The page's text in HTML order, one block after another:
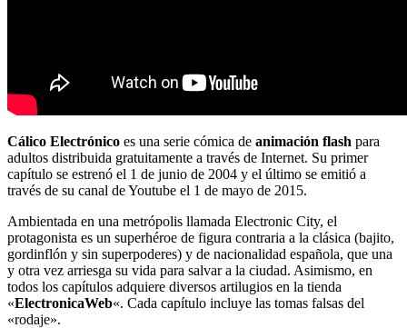
Cálico Electrónico es una serie cómica de animación flash para
adultos distribuida gratuitamente a través de Internet. Su primer
capítulo se estrenó el 1 de junio de 2004 y el último se emitió a
través de su canal de Youtube el 1 de mayo de 2015.
Ambientada en una metrópolis llamada Electronic City, el
protagonista es un superhéroe de figura contraria a la clásica (bajito,
gordinflón y sin superpoderes) y de nacionalidad española, que una
y otra vez arriesga su vida para salvar a la ciudad. Asimismo, en
todos los capítulos adquiere diversos artilugios en la tienda
«ElectronicaWeb«. Cada capítulo incluye las tomas falsas del
«rodaje».